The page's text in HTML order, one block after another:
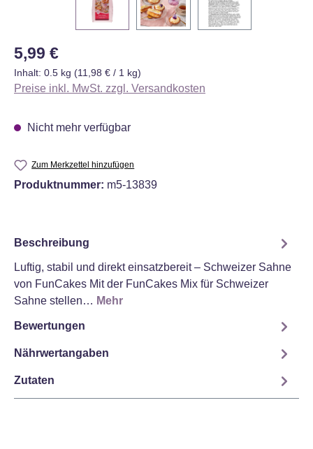
Regulärer Preis:
5,99 €
Inhalt: 0.5 kg (11,98 € / 1 kg)
Preise inkl. MwSt. zzgl. Versandkosten
Nicht mehr verfügbar
Zum Merkzettel hinzufügen
Produktnummer: m5-13839
Beschreibung
Luftig, stabil und direkt einsatzbereit – Schweizer Sahne
von FunCakes Mit der FunCakes Mix für Schweizer
Sahne stellen… Mehr
Bewertungen
Nährwertangaben
Zutaten